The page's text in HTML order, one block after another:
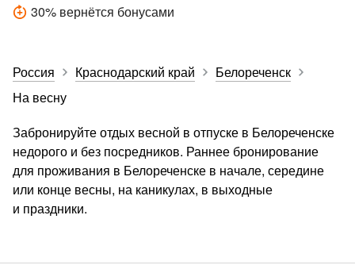
30% вернётся бонусами
Россия Краснодарский край
Белореченск
На весну
Забронируйте отдых весной в отпуске в Белореченске
недорого и без посредников. Раннее бронирование
для проживания в Белореченске в начале, середине
или конце весны, на каникулах, в выходные
и праздники.